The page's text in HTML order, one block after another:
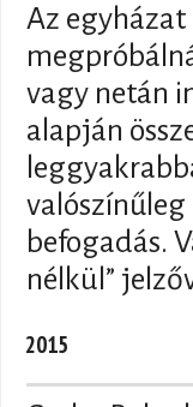
Az
vagy netán
alapján
befogadás.
nélkül”
2015